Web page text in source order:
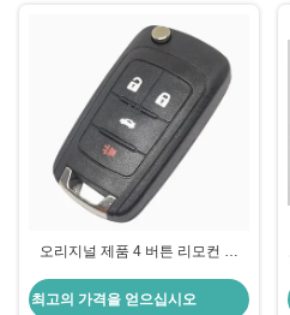
오리지널 제품 4 버튼 리모컨 키
최고의 가격을 얻으십시오